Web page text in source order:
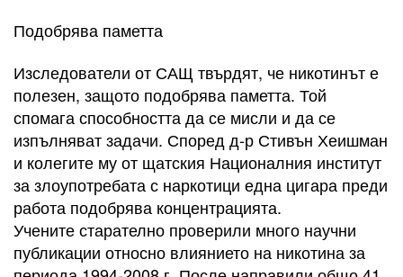
Подобрява паметта
Изследователи от САЩ твърдят, че никотинът е
полезен, защото подобрява паметта. Той
спомага способността да се мисли и да се
изпълняват задачи. Според д-р Стивън Хеишман
и колегите му от щатския Националния институт
за злоупотребата с наркотици една цигара преди
работа подобрява концентрацията.
Учените старателно проверили много научни
публикации относно влиянието на никотина за